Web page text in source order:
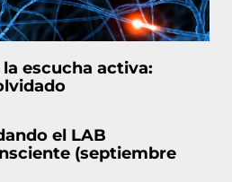
escucha activa:
el LAB
(septiembre